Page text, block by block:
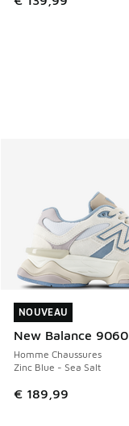
NOUVEAU
New Balance 9060
Homme Chaussures
Zinc Blue - Sea Salt
€ 189,99
NOUVEAU